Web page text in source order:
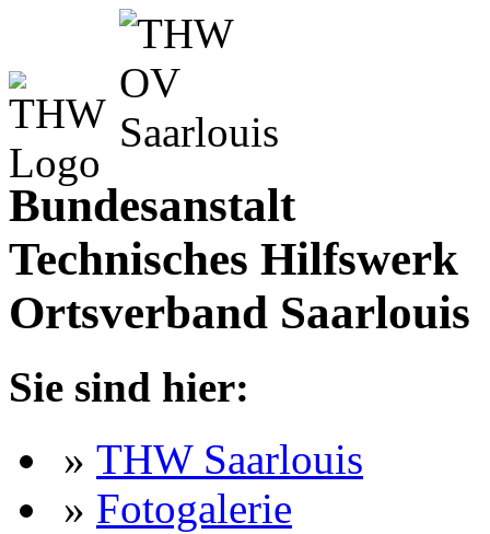
Bundesanstalt
Technisches Hilfswerk
Ortsverband Saarlouis
Sie sind hier:
» THW Saarlouis
» Fotogalerie